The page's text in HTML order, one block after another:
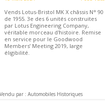
Vends Lotus-Bristol MK X châssis N° 90
de 1955. 3e des 6 unités construites
par Lotus Engineering Company,
véritable morceau d'histoire. Remise
en service pour le Goodwood
Members’ Meeting 2019, large
éligibilité.
Vendu par : Automobiles Historiques